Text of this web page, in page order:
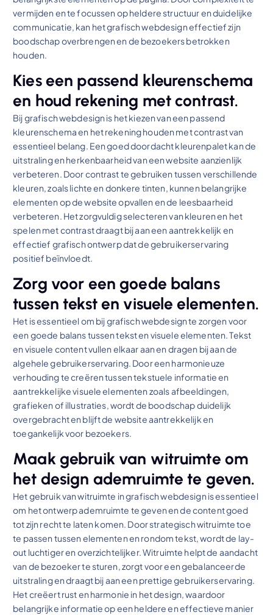
vermijden en te focussen op heldere structuur en duidelijke
communicatie, kan het grafisch webdesign effectief zijn
boodschap overbrengen en de bezoekers betrokken
houden.
Kies een passend kleurenschema
en houd rekening met contrast.
Bij grafisch webdesign is het kiezen van een passend
kleurenschema en het rekening houden met contrast van
essentieel belang. Een goed doordacht kleurenpalet kan de
uitstraling en herkenbaarheid van een website aanzienlijk
verbeteren. Door contrast te gebruiken tussen verschillende
kleuren, zoals lichte en donkere tinten, kunnen belangrijke
elementen op de website opvallen en de leesbaarheid
verbeteren. Het zorgvuldig selecteren van kleuren en het
spelen met contrast draagt bij aan een aantrekkelijk en
effectief grafisch ontwerp dat de gebruikerservaring
positief beïnvloedt.
Zorg voor een goede balans
tussen tekst en visuele elementen.
Het is essentieel om bij grafisch webdesign te zorgen voor
een goede balans tussen tekst en visuele elementen. Tekst
en visuele content vullen elkaar aan en dragen bij aan de
algehele gebruikerservaring. Door een harmonieuze
verhouding te creëren tussen tekstuele informatie en
aantrekkelijke visuele elementen zoals afbeeldingen,
grafieken of illustraties, wordt de boodschap duidelijk
overgebracht en blijft de website aantrekkelijk en
toegankelijk voor bezoekers.
Maak gebruik van witruimte om
het design ademruimte te geven.
Het gebruik van witruimte in grafisch webdesign is essentieel
om het ontwerp ademruimte te geven en de content goed
tot zijn recht te laten komen. Door strategisch witruimte toe
te passen tussen elementen en rondom tekst, wordt de lay-
out luchtiger en overzichtelijker. Witruimte helpt de aandacht
van de bezoeker te sturen, zorgt voor een gebalanceerde
uitstraling en draagt bij aan een prettige gebruikerservaring.
Het creëert rust en harmonie in het design, waardoor
belangrijke informatie op een heldere en effectieve manier